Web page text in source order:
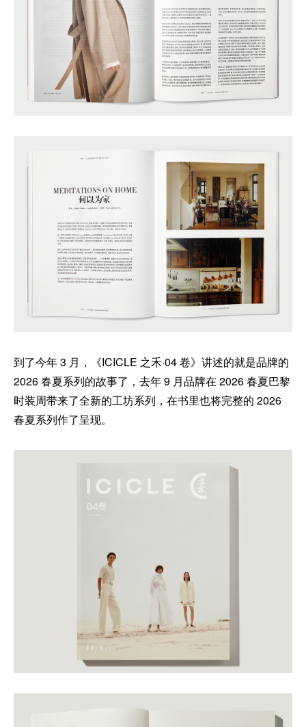
到了今年 3 月，《ICICLE 之禾·04 卷》讲述的就是品牌的
2026 春夏系列的故事了，去年 9 月品牌在 2026 春夏巴黎
时装周带来了全新的工坊系列，在书里也将完整的 2026
春夏系列作了呈现。